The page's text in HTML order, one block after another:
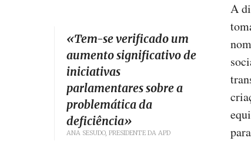
«Tem-se verificado um
aumento significativo de
iniciativas
parlamentares sobre a
problemática da
deficiência»
ANA SESUDO, PRESIDENTE DA APD
A